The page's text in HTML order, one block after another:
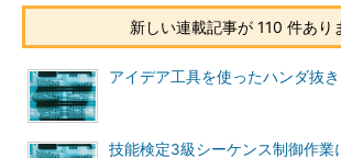
新しい連載記事が 110 件あり
アイデア工具を使ったハンダ抜
技能検定3級シーケンス制御作業